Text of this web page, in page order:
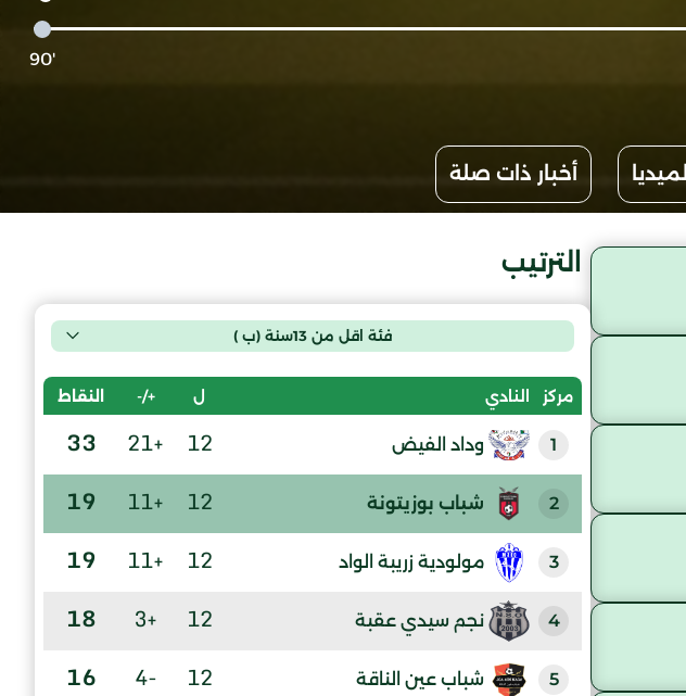
'90
الميديا أخبار ذات صلة
الترتيب
فئة اقل من 13سنة (ب )
مركز النادي ل +/- النقاط
1 وداد الفيض 12
+21
33
2 شباب بوزيتونة 12
+11
19
3 مولودية زريبة الواد 12
+11
19
4 نجم سيدي عقبة 12
+3
18
5 شباب عين الناقة 12
-4
16